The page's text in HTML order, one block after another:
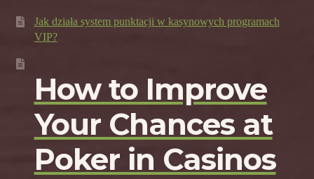
Jak działa system punktacji w kasynowych programach
VIP?
How to Improve
Your Chances at
Poker in Casinos